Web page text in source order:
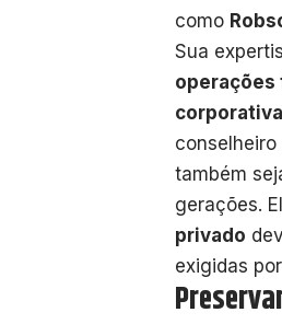
como
Sua
operações
corporativa
também
gerações.
privado
exigidas